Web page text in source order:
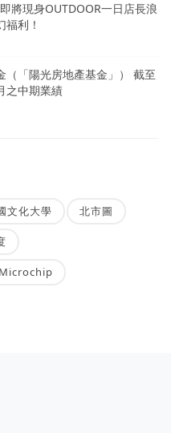
將現身OUTDOOR一日店長浪
利！
（「陽光房地產基金」） 截至
之中期業績
文化大學 北市圖
Microchip